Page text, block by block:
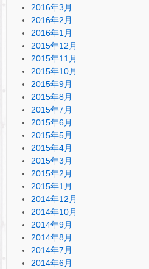
2016年3月
2016年2月
2016年1月
2015年12月
2015年11月
2015年10月
2015年9月
2015年8月
2015年7月
2015年6月
2015年5月
2015年4月
2015年3月
2015年2月
2015年1月
2014年12月
2014年10月
2014年9月
2014年8月
2014年7月
2014年6月